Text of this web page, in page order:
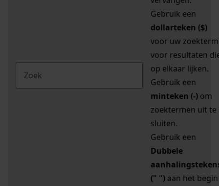
Gebruik een
dollarteken ($)
voor uw zoekterm
voor resultaten
op elkaar lijken.
Gebruik een
minteken (-) om
zoektermen uit te
sluiten.
Gebruik een
Dubbele
(" ") aan het begin